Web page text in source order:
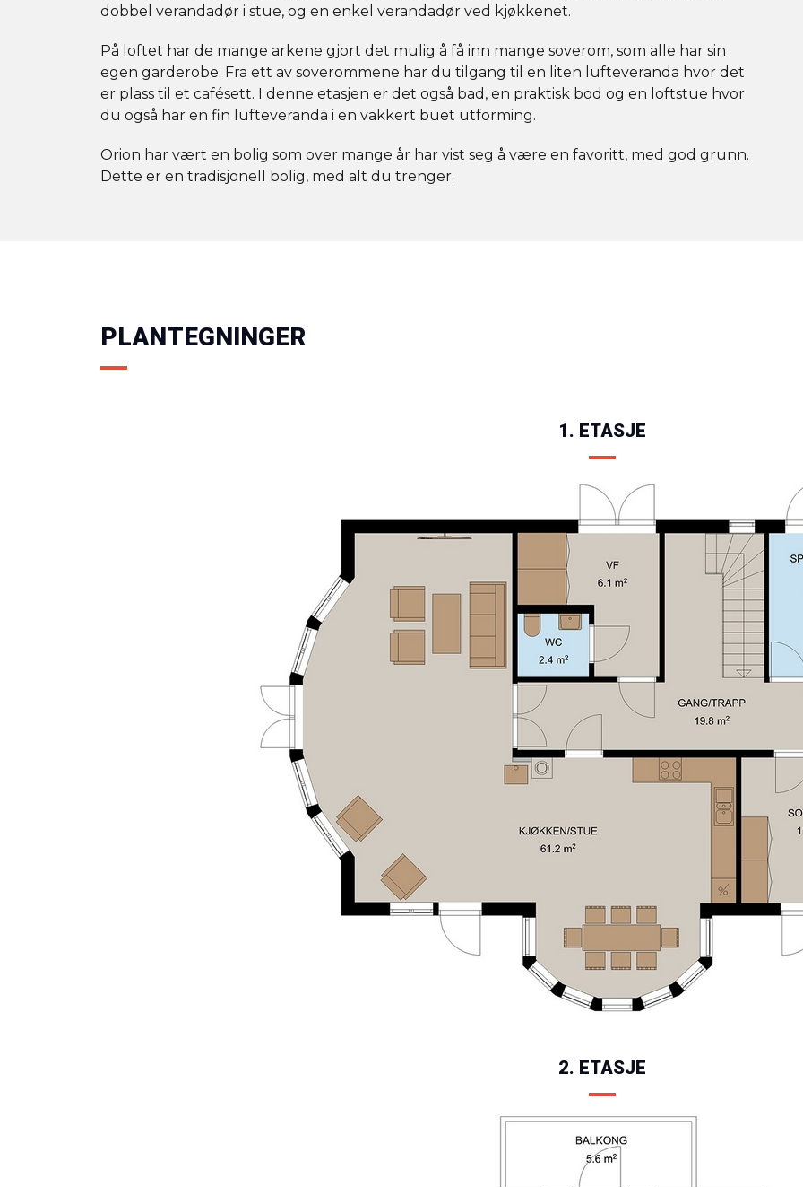
dobbel verandadør i stue, og en enkel verandadør ved kjøkkenet.
På loftet har de mange arkene gjort det mulig å få inn mange soverom, som alle har sin
egen garderobe. Fra ett av soverommene har du tilgang til en liten lufteveranda hvor det
er plass til et cafésett. I denne etasjen er det også bad, en praktisk bod og en loftstue hvor
du også har en fin lufteveranda i en vakkert buet utforming.
Orion har vært en bolig som over mange år har vist seg å være en favoritt, med god grunn.
Dette er en tradisjonell bolig, med alt du trenger.
PLANTEGNINGER
1. ETASJE
2. ETASJE